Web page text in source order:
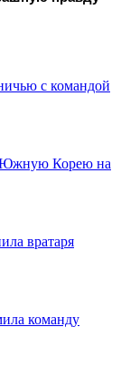
с командой
Южную Корею на
вратаря
команду